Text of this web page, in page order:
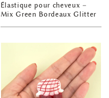
Élastique pour cheveux –
Mix Green Bordeaux Glitter